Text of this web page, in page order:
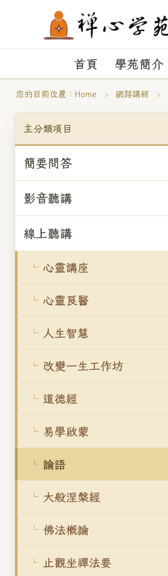
首頁 學苑簡介
您的目前位置： Home › 網路講經 ›
主分類項目
簡要問答
影音聽講
線上聽講
心靈講座
心靈良醫
人生智慧
改變一生工作坊
道德經
易學啟蒙
論語
大般涅槃經
佛法概論
止觀坐禪法要